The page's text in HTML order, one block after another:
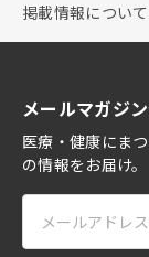
掲載情報について
メールマガジ
医療・健康にま
の情報をお届け。